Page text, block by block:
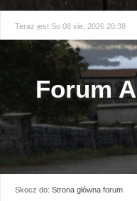
Teraz jest So 08 sie, 2026 20:38
Forum
Skocz do: Strona główna forum